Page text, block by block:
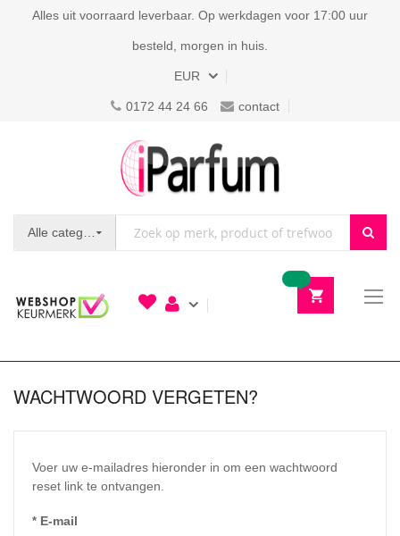
Alles uit voorraard leverbaar. Op werkdagen voor 17:00 uur
besteld, morgen in huis.
EUR
0172 44 24 66 contact
WACHTWOORD VERGETEN?
Voer uw e-mailadres hieronder in om een wachtwoord
reset link te ontvangen.
E-mail